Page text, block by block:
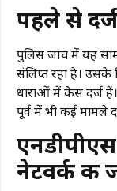
पहले से
पुलिस जांच में यह
संलिप्त रहा है।
धाराओं में केस दर्ज
पूर्व में भी कई मामले
नेटवर्क की